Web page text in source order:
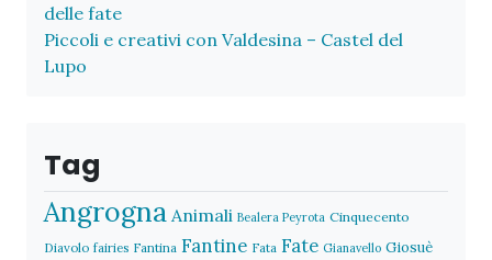
delle fate
Piccoli e creativi con Valdesina – Castel del
Lupo
Tag
Angrogna Animali Bealera Peyrota Cinquecento
Diavolo fairies Fantina Fantine Fata Fate Gianavello Giosuè